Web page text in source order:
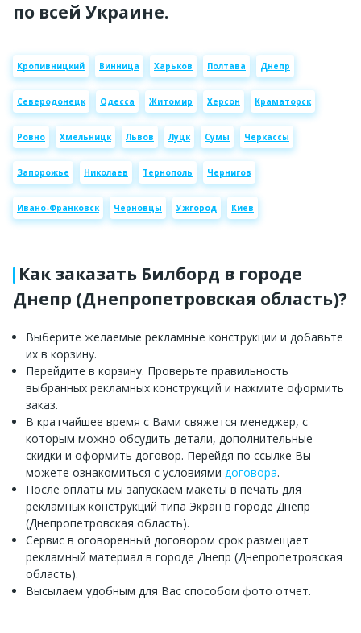
по всей Украине.
Кропивницкий Винница Харьков Полтава Днепр
Северодонецк Одесса Житомир Херсон Краматорск
Ровно Хмельницк Львов Луцк Сумы Черкассы
Запорожье Николаев Тернополь Чернигов
Ивано-Франковск Черновцы Ужгород Киев
Как заказать Билборд в городе
Днепр (Днепропетровская область)?
Выберите желаемые рекламные конструкции и добавьте
их в корзину.
Перейдите в корзину. Проверьте правильность
выбранных рекламных конструкций и нажмите оформить
заказ.
В кратчайшее время с Вами свяжется менеджер, с
которым можно обсудить детали, дополнительные
скидки и оформить договор. Перейдя по ссылке Вы
можете ознакомиться с условиями договора.
После оплаты мы запускаем макеты в печать для
рекламных конструкций типа Экран в городе Днепр
(Днепропетровская область).
Сервис в оговоренный договором срок размещает
рекламный материал в городе Днепр (Днепропетровская
область).
Высылаем удобным для Вас способом фото отчет.